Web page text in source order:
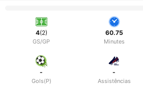
4(2)
GS/GP
60.75
Minutes
-
Gols(P)
-
Assistências